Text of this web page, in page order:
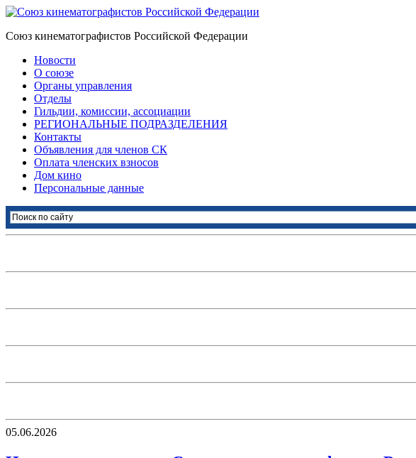
Союз кинематографистов Российской Федерации
Новости
О союзе
Органы управления
Отделы
Гильдии, комиссии, ассоциации
РЕГИОНАЛЬНЫЕ ПОДРАЗДЕЛЕНИЯ
Контакты
Объявления для членов СК
Оплата членских взносов
Дом кино
Персональные данные
05.06.2026